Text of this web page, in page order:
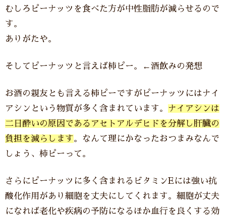
むしろピーナッツを食べた方が中性脂肪が減らせるので
す。
ありがたや。
そしてピーナッツと言えば柿ピー。←酒飲みの発想
お酒の親友とも言える柿ピーですがピーナッツにはナイ
アシンという物質が多く含まれています。 ナイアシンは
二日酔いの原因であるアセトアルデヒドを分解し肝臓の
負担を減らします。なんて理にかなったおつまみなんで
しょう、柿ピーって。
さらにピーナッツに多く含まれるビタミンEには強い抗
酸化作用があり細胞を丈夫にしてくれます。細胞が丈夫
になれば老化や疾病の予防になるほか血行を良くする効